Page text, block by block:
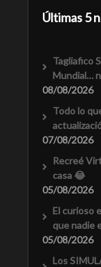
Últimas 5
Tagliafico
Mundial…
08/08/2026
Todo lo
07/08/2026
Recreé
casa 😂
05/08/2026
El curioso
que nadie
05/08/2026
Los